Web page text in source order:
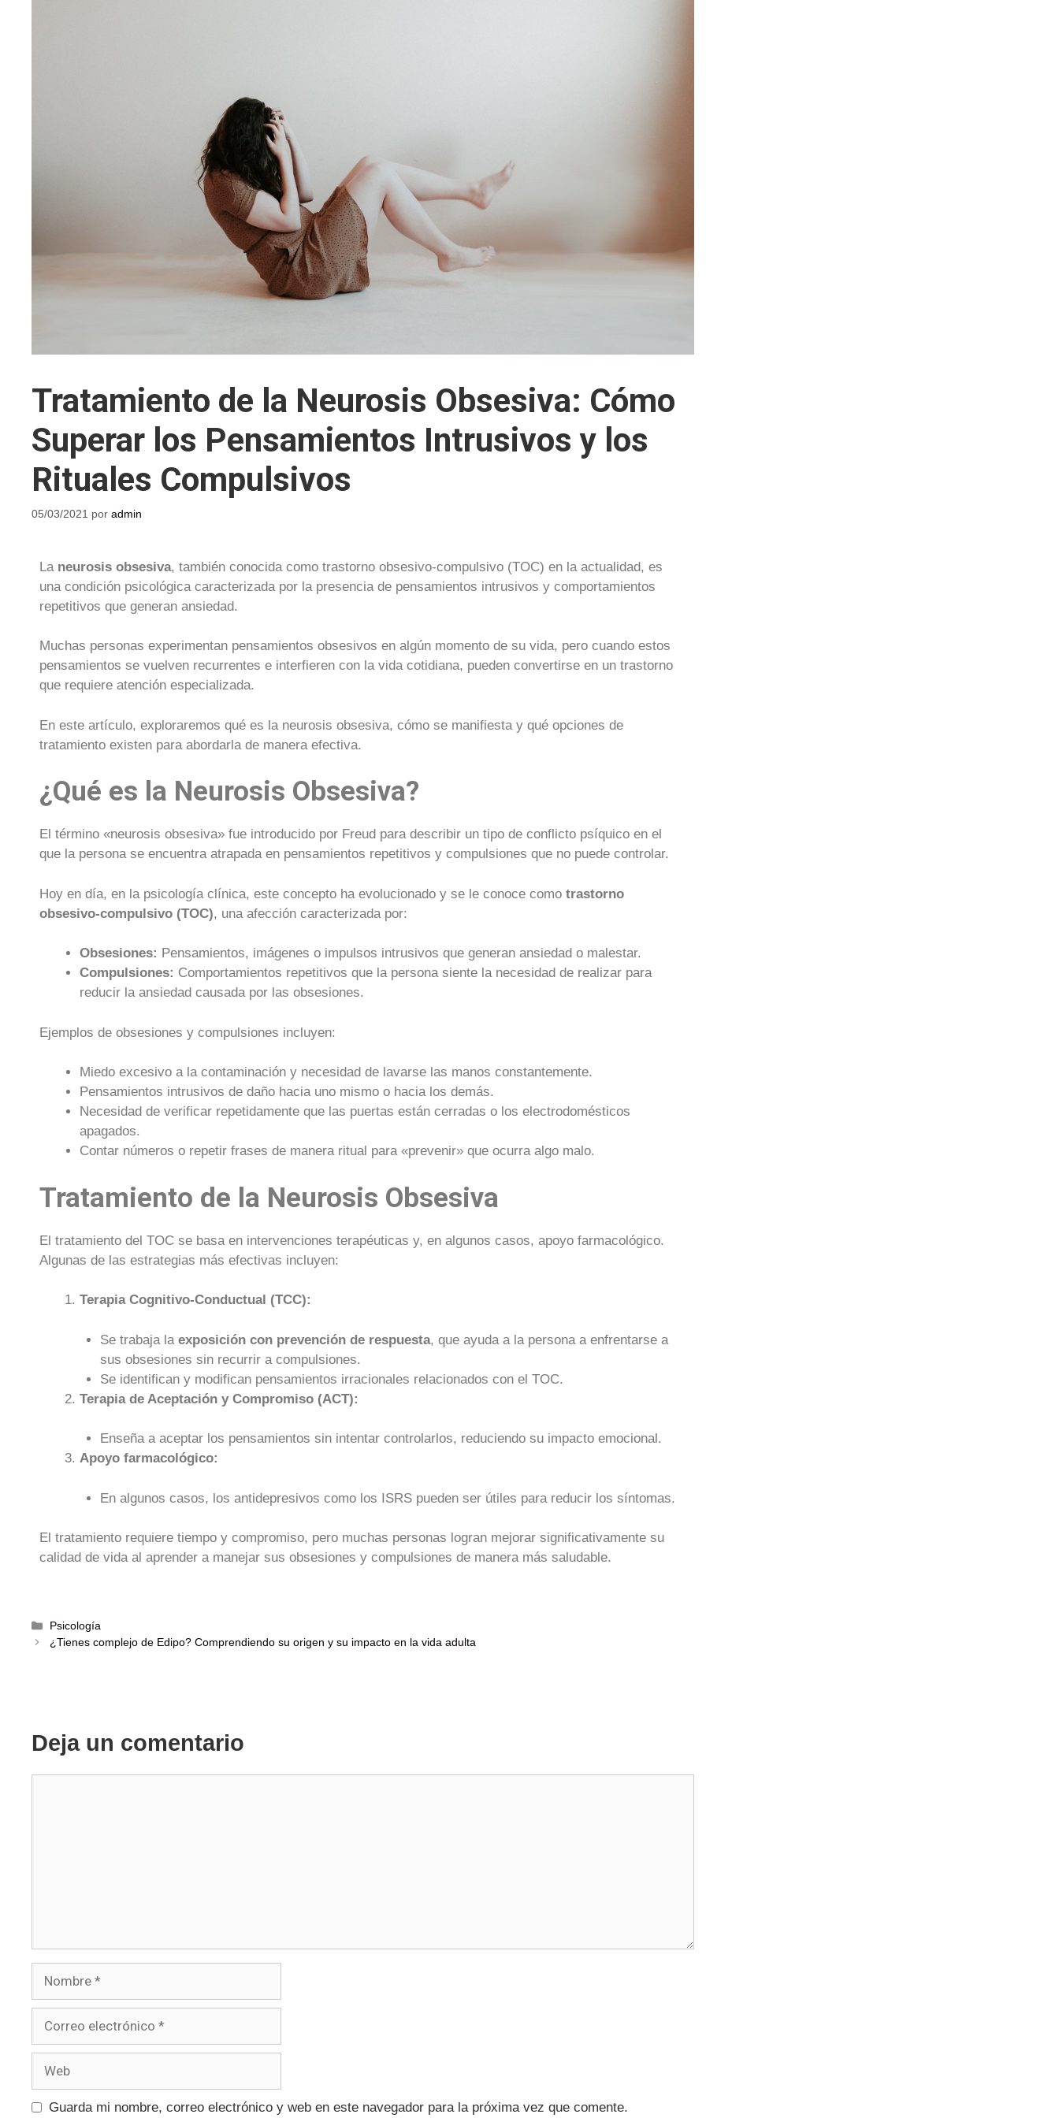
Tratamiento de la Neurosis Obsesiva: Cómo
Superar los Pensamientos Intrusivos y los
Rituales Compulsivos
05/03/2021 por admin
La neurosis obsesiva, también conocida como trastorno obsesivo-compulsivo (TOC) en la actualidad, es
una condición psicológica caracterizada por la presencia de pensamientos intrusivos y comportamientos
repetitivos que generan ansiedad.
Muchas personas experimentan pensamientos obsesivos en algún momento de su vida, pero cuando estos
pensamientos se vuelven recurrentes e interfieren con la vida cotidiana, pueden convertirse en un trastorno
que requiere atención especializada.
En este artículo, exploraremos qué es la neurosis obsesiva, cómo se manifiesta y qué opciones de
tratamiento existen para abordarla de manera efectiva.
¿Qué es la Neurosis Obsesiva?
El término «neurosis obsesiva» fue introducido por Freud para describir un tipo de conflicto psíquico en el
que la persona se encuentra atrapada en pensamientos repetitivos y compulsiones que no puede controlar.
Hoy en día, en la psicología clínica, este concepto ha evolucionado y se le conoce como trastorno
obsesivo-compulsivo (TOC), una afección caracterizada por:
Obsesiones: Pensamientos, imágenes o impulsos intrusivos que generan ansiedad o malestar.
Compulsiones: Comportamientos repetitivos que la persona siente la necesidad de realizar para
reducir la ansiedad causada por las obsesiones.
Ejemplos de obsesiones y compulsiones incluyen:
Miedo excesivo a la contaminación y necesidad de lavarse las manos constantemente.
Pensamientos intrusivos de daño hacia uno mismo o hacia los demás.
Necesidad de verificar repetidamente que las puertas están cerradas o los electrodomésticos
apagados.
Contar números o repetir frases de manera ritual para «prevenir» que ocurra algo malo.
Tratamiento de la Neurosis Obsesiva
El tratamiento del TOC se basa en intervenciones terapéuticas y, en algunos casos, apoyo farmacológico.
Algunas de las estrategias más efectivas incluyen:
Terapia Cognitivo-Conductual (TCC):
Se trabaja la exposición con prevención de respuesta, que ayuda a la persona a enfrentarse a
sus obsesiones sin recurrir a compulsiones.
Se identifican y modifican pensamientos irracionales relacionados con el TOC.
Terapia de Aceptación y Compromiso (ACT):
Enseña a aceptar los pensamientos sin intentar controlarlos, reduciendo su impacto emocional.
Apoyo farmacológico:
En algunos casos, los antidepresivos como los ISRS pueden ser útiles para reducir los síntomas.
El tratamiento requiere tiempo y compromiso, pero muchas personas logran mejorar significativamente su
calidad de vida al aprender a manejar sus obsesiones y compulsiones de manera más saludable.
Psicología
¿Tienes complejo de Edipo? Comprendiendo su origen y su impacto en la vida adulta
Deja un comentario
Guarda mi nombre, correo electrónico y web en este navegador para la próxima vez que comente.